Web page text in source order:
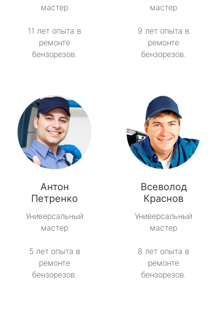
метро Профсоюзная
метро Речной вокзал
метро Семеновская
метро Спортивная
метро Спартак
метро Рижская
метро Севастопольская
метро Строгино
мастер
11 лет опыта в
ремонте
бензорезов.
мастер
9 лет опыта в
ремонте
бензорезов.
Антон
Петренко
Универсальный
мастер
5 лет опыта в
ремонте
бензорезов.
Всеволод
Краснов
Универсальный
мастер
8 лет опыта в
ремонте
бензорезов.